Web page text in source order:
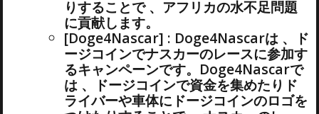
りすることで 、アフリカの水不足問題
に貢献します。
[Doge4Nascar] : Doge4Nascarは 、ド
ージコインでナスカーのレースに参加す
るキャンペーンです。Doge4Nascarで
は 、ドージコインで資金を集めたりド
ライバーや車体にドージコインのロゴを